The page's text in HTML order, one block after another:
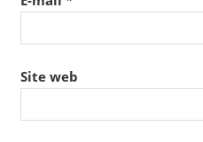
Site web